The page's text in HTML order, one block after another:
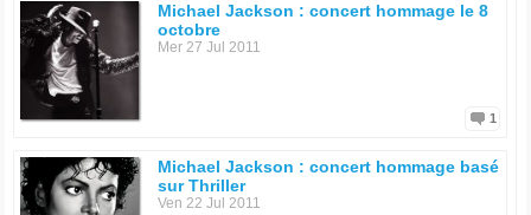
Michael Jackson : concert hommage le 8
octobre
Mer 27 Jul 2011
1
Michael Jackson : concert hommage basé
sur Thriller
Ven 22 Jul 2011